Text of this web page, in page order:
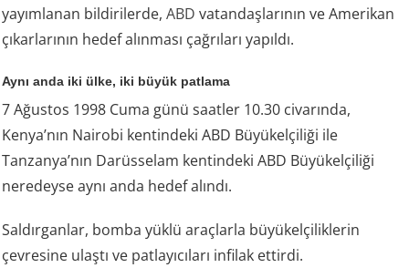
yayımlanan bildirilerde,ABD vatandaşlarının ve Amerikan
çıkarlarının hedef alınması çağrıları yapıldı.
Aynı anda iki ülke, iki büyük patlama
7 Ağustos 1998 Cuma günü saatler 10.30 civarında,
Kenya’nın Nairobi kentindeki ABD Büyükelçiliği ile
Tanzanya’nın Darüsselam kentindeki ABD Büyükelçiliği
neredeyse aynı anda hedef alındı.
Saldırganlar, bomba yüklü araçlarla büyükelçiliklerin
çevresine ulaştı ve patlayıcıları infilak ettirdi.